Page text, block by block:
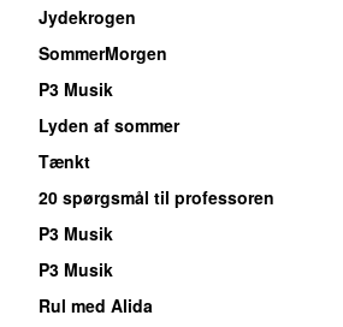
Jydekrogen
SommerMorgen
P3 Musik
Lyden af sommer
Tænkt
20 spørgsmål til professoren
P3 Musik
P3 Musik
Rul med Alida